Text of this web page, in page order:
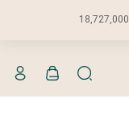
18,727,000